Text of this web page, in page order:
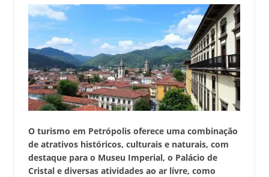
O turismo em Petrópolis oferece uma combinação
de atrativos históricos, culturais e naturais, com
destaque para o Museu Imperial, o Palácio de
Cristal e diversas atividades ao ar livre, como